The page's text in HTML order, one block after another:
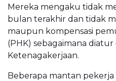
Mereka mengaku tidak
bulan terakhir dan tidak
maupun kompensasi
(PHK) sebagaimana
Ketenagakerjaan.
Beberapa mantan